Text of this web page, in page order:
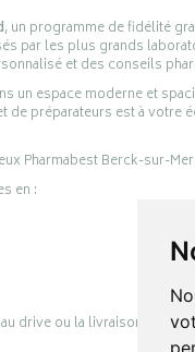
, un programme de fidélité
par les plus grands
et des conseils
un espace moderne et
préparateurs est à
Pharmabest Berck-sur-
en :
drive ou la livraison à